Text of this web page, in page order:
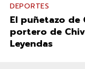
DEPORTES
El puñetazo de
portero de
Leyendas